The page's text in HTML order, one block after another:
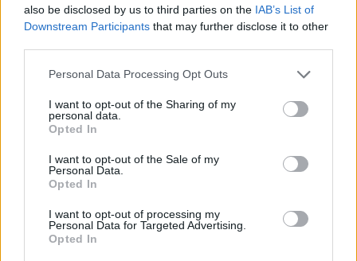
also be disclosed by us to third parties on the IAB’s List of
Downstream Participants that may further disclose it to other
Personal Data Processing Opt Outs
I want to opt-out of the Sharing of my
personal data.
Opted In
I want to opt-out of the Sale of my
Personal Data.
Opted In
I want to opt-out of processing my
Personal Data for Targeted Advertising.
Opted In
PUSL (D. Voiculescu)
PNȚCD (Pavelescu)
Partidul Patrioților (Surugiu)
FAR (Coarnă)
România pe Primul Loc (Ponta)
Altul
Arată rezultatele